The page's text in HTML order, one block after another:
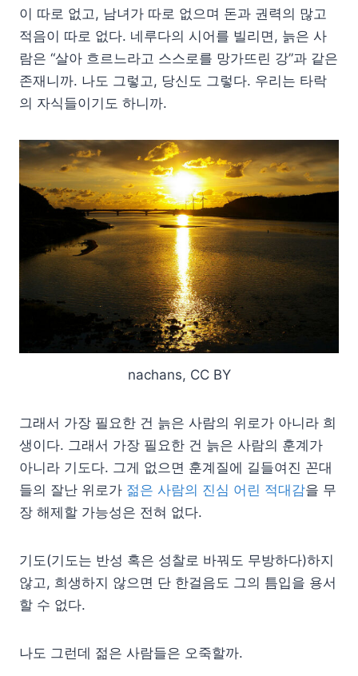
이 따로 없고, 남녀가 따로 없으며 돈과 권력의 많고
적음이 따로 없다. 네루다의 시어를 빌리면, 늙은 사
람은 “살아 흐르느라고 스스로를 망가뜨린 강”과 같은
존재니까. 나도 그렇고, 당신도 그렇다. 우리는 타락
의 자식들이기도 하니까.
nachans, CC BY
그래서 가장 필요한 건 늙은 사람의 위로가 아니라 희
생이다. 그래서 가장 필요한 건 늙은 사람의 훈계가
아니라 기도다. 그게 없으면 훈계질에 길들여진 꼰대
들의 잘난 위로가 젊은 사람의 진심 어린 적대감을 무
장 해제할 가능성은 전혀 없다.
기도(기도는 반성 혹은 성찰로 바꿔도 무방하다)하지
않고, 희생하지 않으면 단 한걸음도 그의 틈입을 용서
할 수 없다.
나도 그런데 젊은 사람들은 오죽할까.